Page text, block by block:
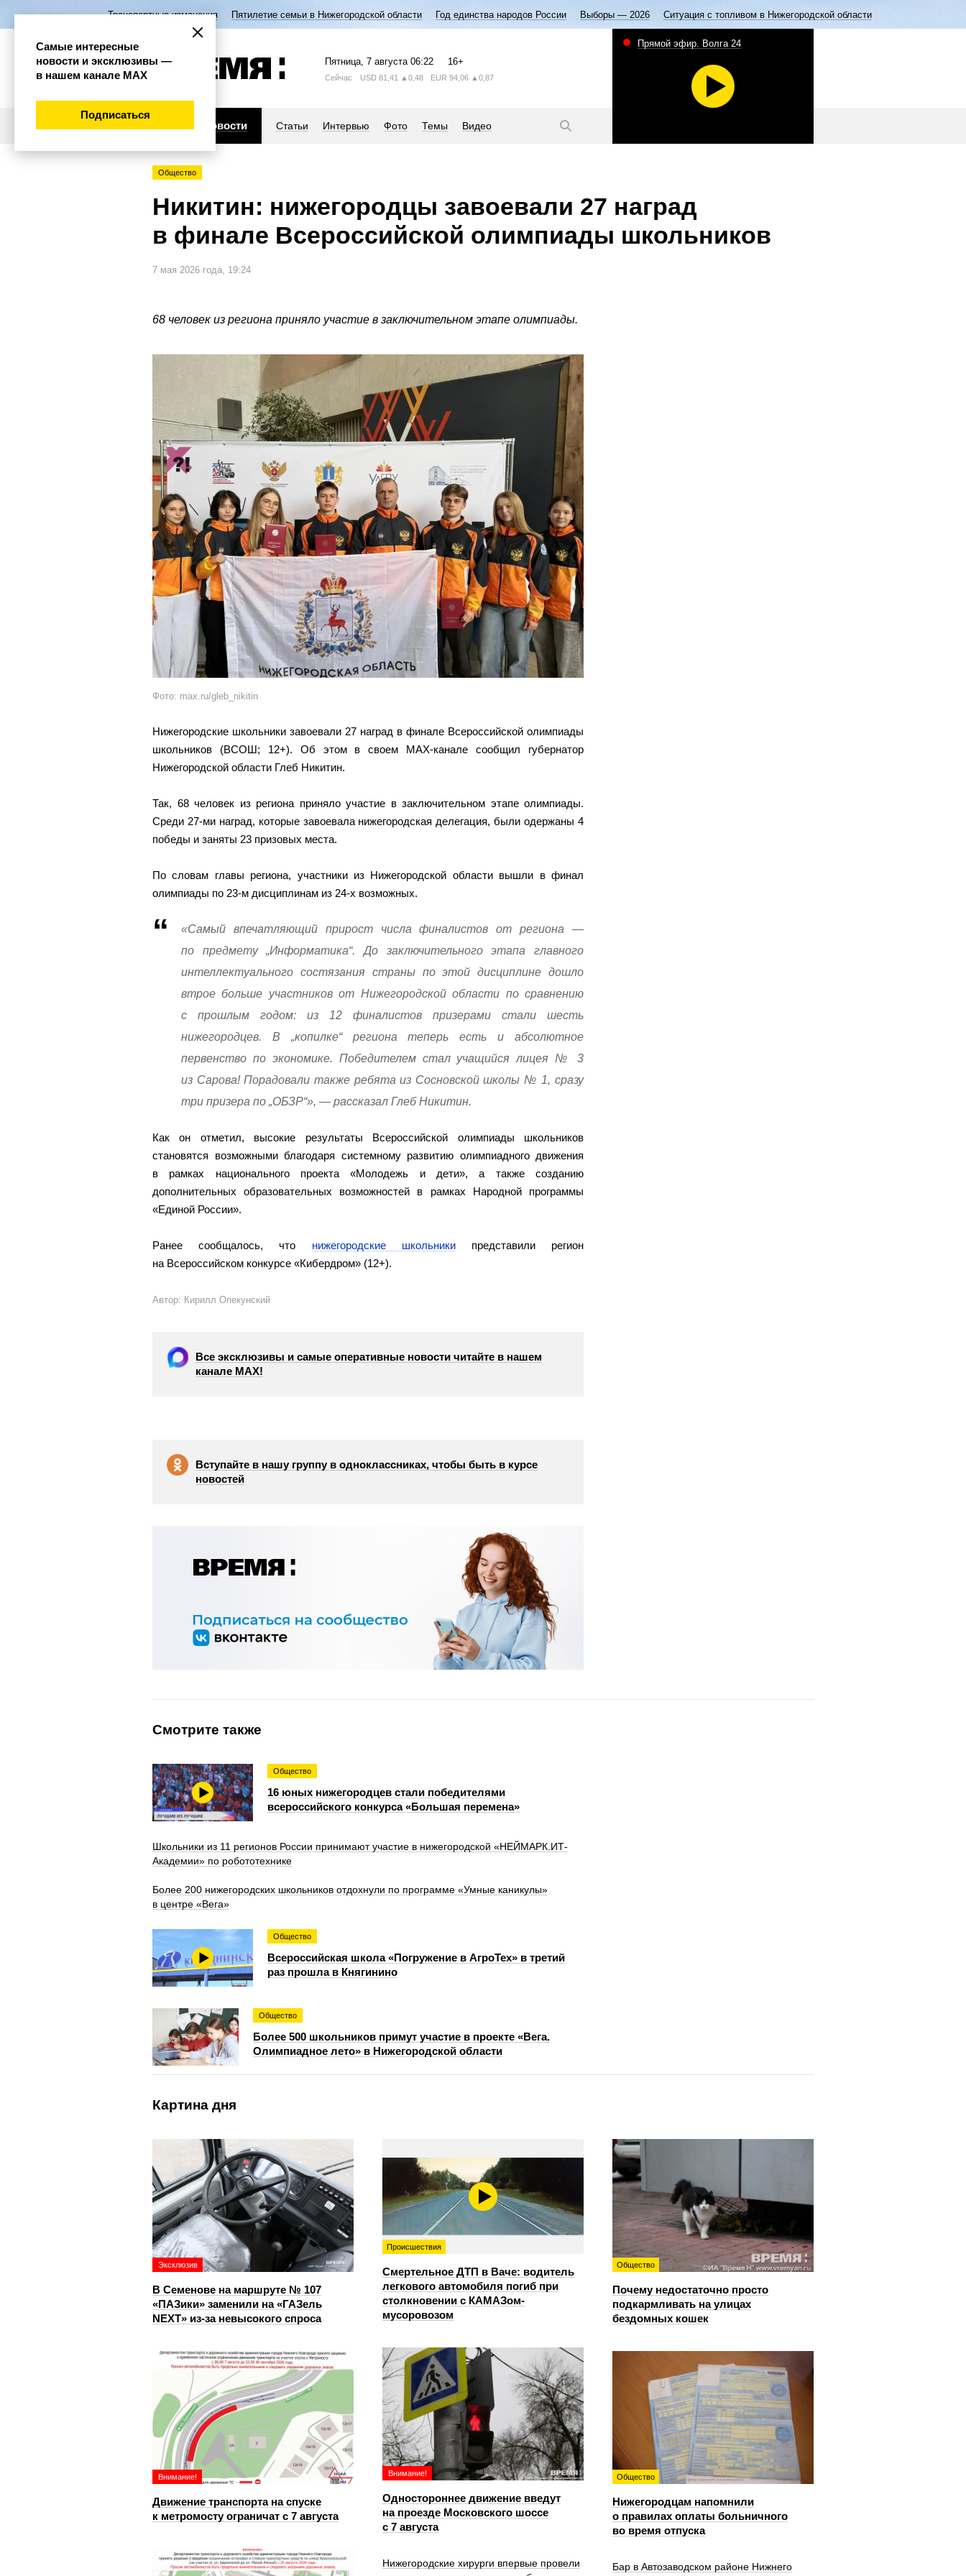
Транспортные изменения Пятилетие семьи в Нижегородской области Год единства народов России Выборы — 2026 Ситуация с топливом в Нижегородской области
Пятница, 7 августа 06:22 16+
Сейчас USD 81,41 ▲0,48 EUR 94,06 ▲0,87
Новости Статьи Интервью Фото Темы Видео
Прямой эфир. Волга 24
Общество
Никитин: нижегородцы завоевали 27 наград
в финале Всероссийской олимпиады школьников
7 мая 2026 года, 19:24
68 человек из региона приняло участие в заключительном этапе олимпиады.
Фото: max.ru/gleb_nikitin
Нижегородские школьники завоевали 27 наград в финале Всероссийской олимпиады
школьников (ВСОШ; 12+). Об этом в своем МАХ-канале сообщил губернатор
Нижегородской области Глеб Никитин.
Так, 68 человек из региона приняло участие в заключительном этапе олимпиады.
Среди 27-ми наград, которые завоевала нижегородская делегация, были одержаны 4
победы и заняты 23 призовых места.
По словам главы региона, участники из Нижегородской области вышли в финал
олимпиады по 23-м дисциплинам из 24-х возможных.
«Самый впечатляющий прирост числа финалистов от региона —
по предмету „Информатика“. До заключительного этапа главного
интеллектуального состязания страны по этой дисциплине дошло
втрое больше участников от Нижегородской области по сравнению
с прошлым годом: из 12 финалистов призерами стали шесть
нижегородцев. В „копилке“ региона теперь есть и абсолютное
первенство по экономике. Победителем стал учащийся лицея № 3
из Сарова! Порадовали также ребята из Сосновской школы № 1, сразу
три призера по „ОБЗР“», — рассказал Глеб Никитин.
Как он отметил, высокие результаты Всероссийской олимпиады школьников
становятся возможными благодаря системному развитию олимпиадного движения
в рамках национального проекта «Молодежь и дети», а также созданию
дополнительных образовательных возможностей в рамках Народной программы
«Единой России».
Ранее сообщалось, что нижегородские школьникипредставили регион
на Всероссийском конкурсе «Кибердром» (12+).
Автор: Кирилл Опекунский
Все эксклюзивы и самые оперативные новости читайте в нашем
канале МАХ!
Вступайте в нашу группу в одноклассниках, чтобы быть в курсе
новостей
Смотрите также
Общество
16 юных нижегородцев стали победителями
всероссийского конкурса «Большая перемена»
Школьники из 11 регионов России принимают участие в нижегородской «НЕЙМАРК.ИТ-
Академии» по робототехнике
Более 200 нижегородских школьников отдохнули по программе «Умные каникулы»
в центре «Вега»
Общество
Всероссийская школа «Погружение в АгроТех» в третий
раз прошла в Княгинино
Общество
Более 500 школьников примут участие в проекте «Вега.
Олимпиадное лето» в Нижегородской области
Картина дня
Эксклюзив
В Семенове на маршруте № 107
«ПАЗики» заменили на «ГАЗель
NEXT» из‑за невысокого спроса
Происшествия
Смертельное ДТП в Ваче: водитель
легкового автомобиля погиб при
столкновении с КАМАЗом-
мусоровозом
Общество
Почему недостаточно просто
подкармливать на улицах
бездомных кошек
Внимание!
Одностороннее движение введут
на проезде Московского шоссе
с 7 августа
Внимание!
Движение транспорта на спуске
к метромосту ограничат с 7 августа
Общество
Нижегородцам напомнили
о правилах оплаты больничного
во время отпуска
Нижегородские хирурги впервые провели
Бар в Автозаводском районе Нижнего
Самые интересные
новости и эксклюзивы —
в нашем канале МАХ
Подписаться